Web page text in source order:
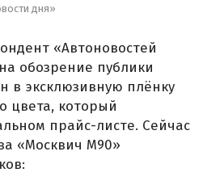
дня»
«Автоновостей
обозрение публики
в эксклюзивную плёнку
цвета, который
прайс-листе. Сейчас
«Москвич М90»